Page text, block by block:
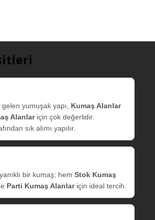
yumuşak yapı, Kumaş Alanlar
Alanlariçin çok değerlidir.
sık alımı yapılır.
bir kumaş; hem Stok Kumaş
Parti Kumaş Alanlariçin ideal tercih.